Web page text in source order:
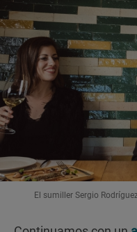
El sumiller Sergio